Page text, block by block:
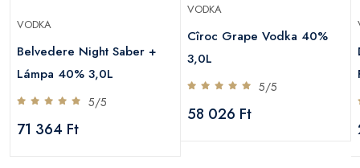
VODKA
Belvedere Night Saber +
Lámpa 40% 3,0L
5/5
71 364 Ft
VODKA
Cîroc Grape Vodka 40%
3,0L
5/5
58 026 Ft